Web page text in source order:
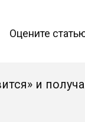
Оцените
и